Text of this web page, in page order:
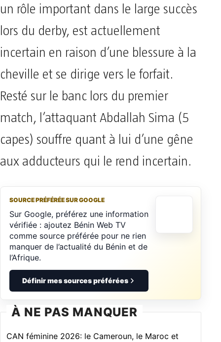
un rôle important dans le large succès
lors du derby, est actuellement
incertain en raison d’une blessure à la
cheville et se dirige vers le forfait.
Resté sur le banc lors du premier
match, l’attaquant Abdallah Sima (5
capes) souffre quant à lui d’une gêne
aux adducteurs qui le rend incertain.
SOURCE PRÉFÉRÉE SUR GOOGLE
Sur Google, préférez une information
vérifiée : ajoutez Bénin Web TV
comme source préférée pour ne rien
manquer de l’actualité du Bénin et de
l’Afrique.
Définir mes sources préférées
À NE PAS MANQUER
CAN féminine 2026: le Cameroun, le Maroc et